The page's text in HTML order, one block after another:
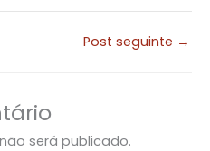
Post seguinte →
será publicado.